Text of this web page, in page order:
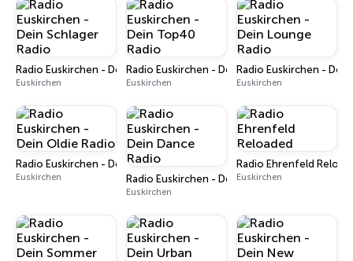
Radio Euskirchen - Dein Schlager Radio
Euskirchen
Radio Euskirchen - Dein Top40 Radio
Euskirchen
Radio Euskirchen -
Euskirchen
Radio Euskirchen - Dein Oldie Radio
Euskirchen Radio Euskirchen - Dein Dance Radio
Euskirchen
Radio Ehrenfeld
Euskirchen